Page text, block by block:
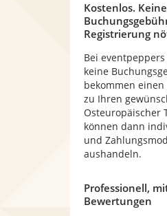
Kostenlos. Keine
Registrierung
Bei
keine
bekommen
zu Ihren
Osteuropäischer
können dann
und
aushandeln.
Professionell,
Bewertungen